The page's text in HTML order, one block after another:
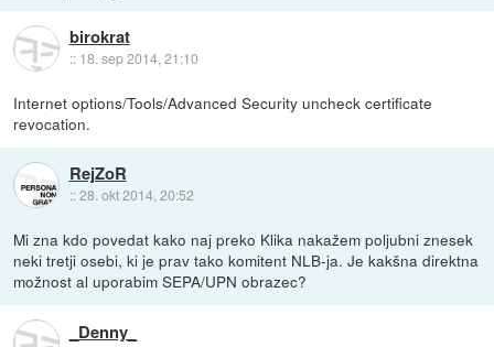
birokrat
:: 18. sep 2014, 21:10
Internet options/Tools/Advanced Security uncheck certificate
revocation.
RejZoR
::28. okt 2014, 20:52
Mi zna kdo povedat kako naj preko Klika nakažem poljubni znesek
neki tretji osebi, ki je prav tako komitent NLB-ja. Je kakšna direktna
možnost al uporabim SEPA/UPN obrazec?
_Denny_